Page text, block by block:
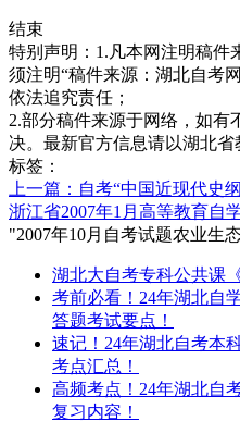
结束
特别声明：1.凡本网注明稿件
须注明“稿件来源：湖北自考
依法追究责任；
2.部分稿件来源于网络，如有
决。最新官方信息请以湖北省
标签：
上一篇：自考“中国近现代史
浙江省2007年1月高等教育自
"2007年10月自考试题农业生
湖北大自考专科公共课
考前必看！24年湖北自
答题考试要点！
速记！24年湖北自考本
考点汇总！
高频考点！24年湖北自
复习内容！